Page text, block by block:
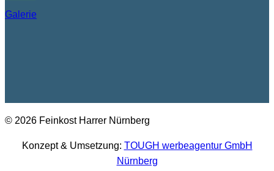
Galerie
© 2026 Feinkost Harrer Nürnberg
Konzept & Umsetzung: TOUGH werbeagentur GmbH
Nürnberg